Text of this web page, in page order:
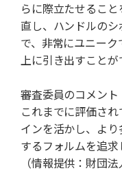
らに際立たせるこ
直し、ハンドルの
で、非常にユニー
上に引き出すことが
審査委員のコメント
これまでに評価さ
インを活かし、よ
するフォルムを追求
（情報提供：財団